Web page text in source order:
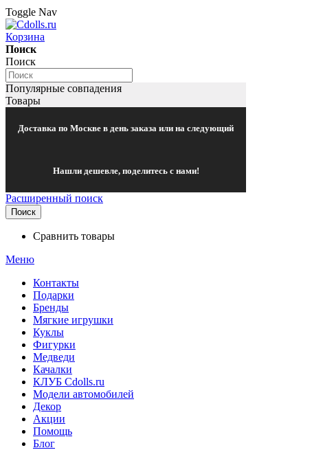
Toggle Nav
Корзина
Поиск
Поиск
Популярные совпадения
Товары
Доставка по Москве в день заказа или на следующий
Нашли дешевле, поделитесь с нами!
Расширенный поиск
Поиск
Сравнить товары
Меню
Контакты
Подарки
Бренды
Мягкие игрушки
Куклы
Фигурки
Медведи
Качалки
КЛУБ Cdolls.ru
Модели автомобилей
Декор
Акции
Помощь
Блог